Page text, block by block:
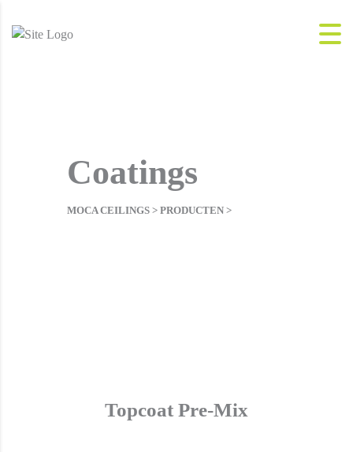
Coatings
MOCA CEILINGS> PRODUCTEN>
Topcoat Pre-Mix